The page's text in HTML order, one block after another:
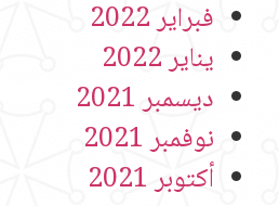
فبراير 2022
يناير 2022
ديسمبر 2021
نوفمبر 2021
أكتوبر 2021